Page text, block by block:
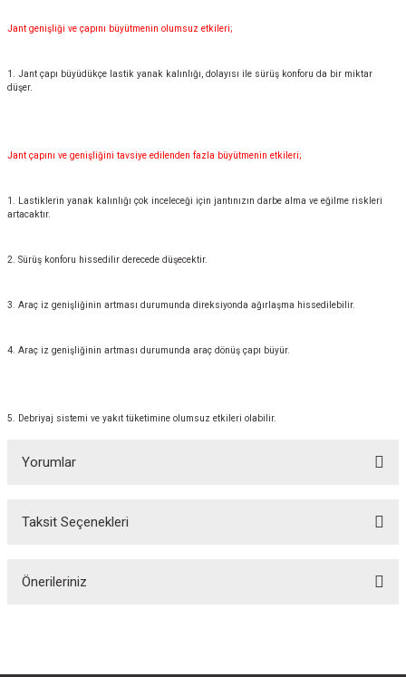
Jant genişliği ve çapını büyütmenin olumsuz etkileri;
1. Jant çapı büyüdükçe lastik yanak kalınlığı, dolayısı ile sürüş konforu da bir miktar
düşer.
Jant çapını ve genişliğini tavsiye edilenden fazla büyütmenin etkileri;
1. Lastiklerin yanak kalınlığı çok inceleceği için jantınızın darbe alma ve eğilme riskleri
artacaktır.
2. Sürüş konforu hissedilir derecede düşecektir.
3. Araç iz genişliğinin artması durumunda direksiyonda ağırlaşma hissedilebilir.
4. Araç iz genişliğinin artması durumunda araç dönüş çapı büyür.
5. Debriyaj sistemi ve yakıt tüketimine olumsuz etkileri olabilir.
Yorumlar
Bu ürüne ilk yorumu siz yapın!
Taksit Seçenekleri
Önerileriniz
Görüş ve önerileriniz için teşekkür ederiz.